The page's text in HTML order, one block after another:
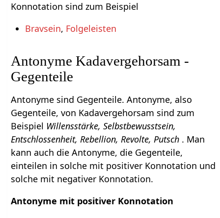
Konnotation sind zum Beispiel
Bravsein, Folgeleisten
Antonyme Kadavergehorsam -
Gegenteile
Antonyme sind Gegenteile. Antonyme, also
Gegenteile, von Kadavergehorsam sind zum
Beispiel Willensstärke, Selbstbewusstsein,
Entschlossenheit, Rebellion, Revolte, Putsch . Man
kann auch die Antonyme, die Gegenteile,
einteilen in solche mit positiver Konnotation und
solche mit negativer Konnotation.
Antonyme mit positiver Konnotation